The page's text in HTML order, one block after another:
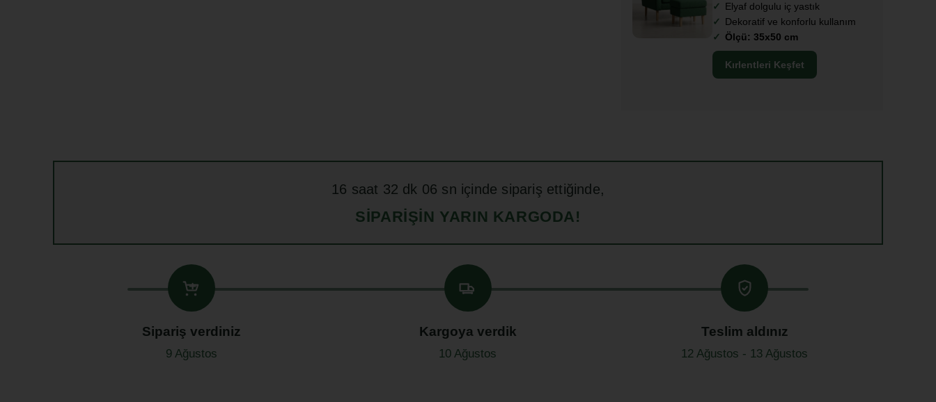
Elyaf dolgulu iç yastık
Dekoratif ve konforlu kullanım
Ölçü: 35x50 cm
Kırlentleri Keşfet
16 saat 32 dk 05 sn içinde sipariş ettiğinde,
SIPARIŞIN YARIN KARGODA!
Sipariş verdiniz
9 Ağustos
Kargoya verdik
10 Ağustos
Teslim aldınız
12 Ağustos - 13 Ağustos